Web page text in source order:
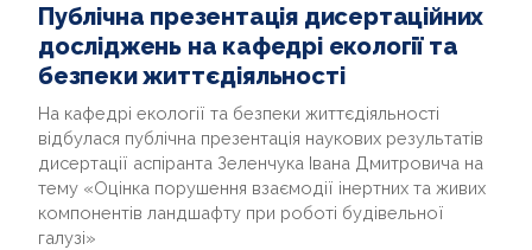
НОВИНИ
ДОКУМЕНТИ ТА АРХІВИ
ДОПОМОГА АВТОРУ
INTERNATIONAL PROJECT
ВИПУСКНИКИ
Публічна презентація дисертаційних
досліджень на кафедрі екології та
безпеки життєдіяльності
На кафедрі екології та безпеки життєдіяльності
відбулася публічна презентація наукових результатів
дисертації аспіранта Зеленчука Івана Дмитровича на
тему «Оцінка порушення взаємодії інертних та живих
компонентів ландшафту при роботі будівельної
галузі»